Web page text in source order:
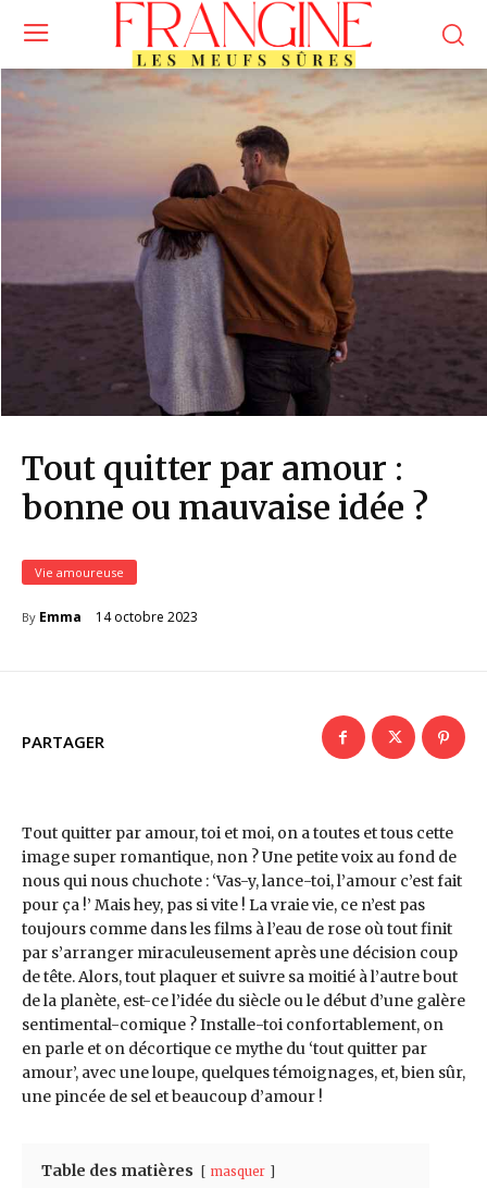
Tout quitter par amour :
bonne ou mauvaise idée ?
Vie amoureuse
By Emma 14 octobre 2023
PARTAGER
Tout quitter par amour, toi et moi, on a toutes et tous cette
image super romantique, non ? Une petite voix au fond de
nous qui nous chuchote : ‘Vas-y, lance-toi, l’amour c’est fait
pour ça !’ Mais hey, pas si vite ! La vraie vie, ce n’est pas
toujours comme dans les films à l’eau de rose où tout finit
par s’arranger miraculeusement après une décision coup
de tête. Alors, tout plaquer et suivre sa moitié à l’autre bout
de la planète, est-ce l’idée du siècle ou le début d’une galère
sentimental-comique ? Installe-toi confortablement, on
en parle et on décortique ce mythe du ‘tout quitter par
amour’, avec une loupe, quelques témoignages, et, bien sûr,
une pincée de sel et beaucoup d’amour !
Table des matières masquer